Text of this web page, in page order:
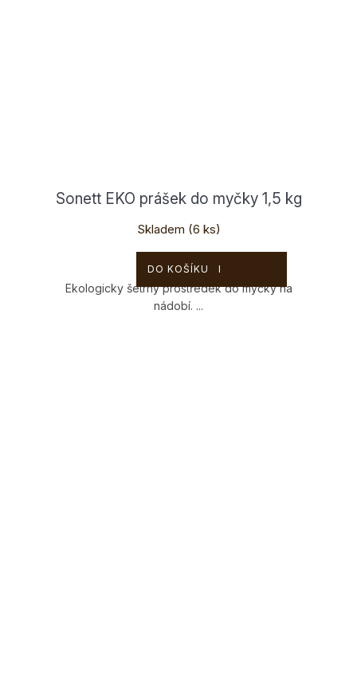
Sonett EKO prášek do myčky 1,5 kg
Skladem (6 ks)
DO KOŠÍKU
Ekologicky šetrný prostředek do myčky na
nádobí. ...